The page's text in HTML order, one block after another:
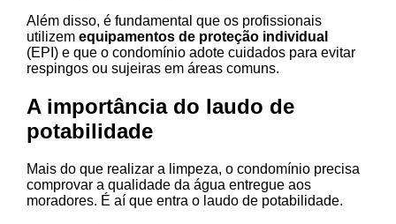
Além disso, é fundamental que os profissionais
utilizem equipamentos de proteção individual
(EPI) e que o condomínio adote cuidados para evitar
respingos ou sujeiras em áreas comuns.
A importância do laudo de
potabilidade
Mais do que realizar a limpeza, o condomínio precisa
comprovar a qualidade da água entregue aos
moradores. É aí que entra o laudo de potabilidade.